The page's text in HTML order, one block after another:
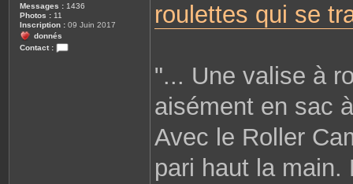
Messages : 1436
Photos : 11
Inscription : 09 Juin 2017
donnés
Contact :
roulettes qui se
"... Une valise à
aisément en sac
Avec le Roller
pari haut la main.